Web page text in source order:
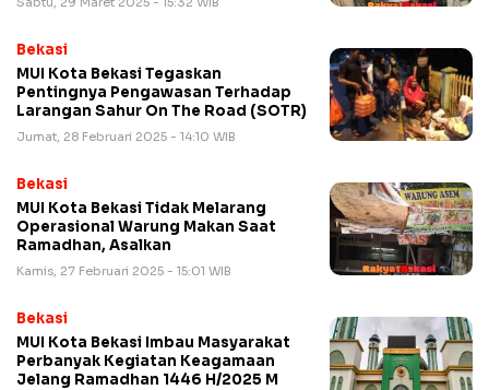
Bekasi
MUI Kota Bekasi Tegaskan
Pentingnya Pengawasan Terhadap
Larangan Sahur On The Road (SOTR)
Jumat, 28 Februari 2025 - 14:10 WIB
Bekasi
MUI Kota Bekasi Tidak Melarang
Operasional Warung Makan Saat
Ramadhan, Asalkan
Kamis, 27 Februari 2025 - 15:01 WIB
Bekasi
MUI Kota Bekasi Imbau Masyarakat
Perbanyak Kegiatan Keagamaan
Jelang Ramadhan 1446 H/2025 M